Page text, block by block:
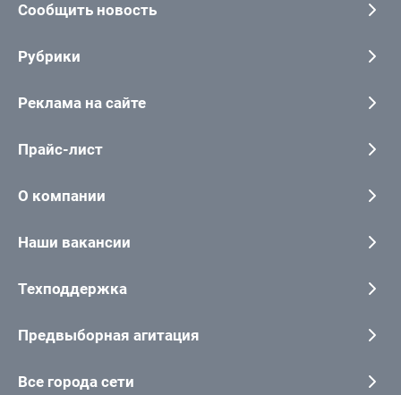
Сообщить новость
Рубрики
Реклама на сайте
Прайс-лист
О компании
Наши вакансии
Техподдержка
Предвыборная агитация
Все города сети